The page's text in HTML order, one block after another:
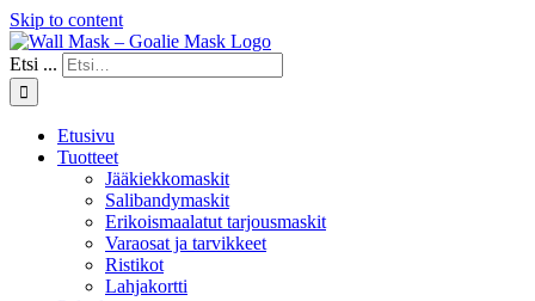
Skip to content
Etsi ...
Etusivu
Tuotteet
Jääkiekkomaskit
Salibandymaskit
Erikoismaalatut tarjousmaskit
Varaosat ja tarvikkeet
Ristikot
Lahjakortti